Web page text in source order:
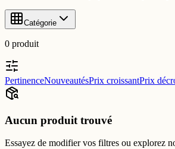
Catégorie
0 produit
PertinenceNouveautésPrix croissantPrix
Aucun produit trouvé
Essayez de modifier vos filtres ou explorez